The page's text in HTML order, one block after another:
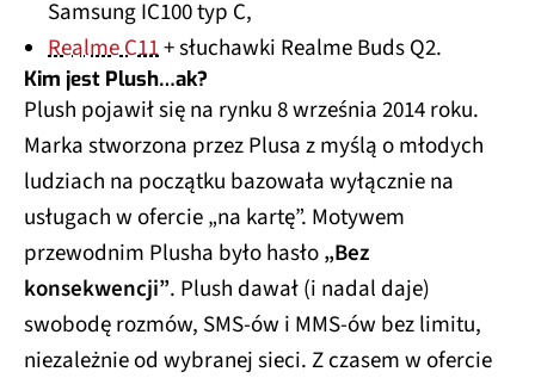
Samsung IC100 typ C,
Realme C11+ słuchawki Realme Buds Q2.
Kim jest Plush…ak?
Plush pojawił się na rynku 8 września 2014 roku.
Marka stworzona przez Plusa z myślą o młodych
ludziach na początku bazowała wyłącznie na
usługach w ofercie „na kartę”. Motywem
przewodnim Plusha było hasło„Bez
konsekwencji”. Plush dawał (i nadal daje)
swobodę rozmów, SMS-ów i MMS-ów bez limitu,
niezależnie od wybranej sieci. Z czasem w ofercie